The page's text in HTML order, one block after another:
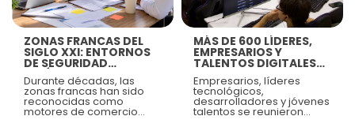
ZONAS FRANCAS DEL
SIGLO XXI: ENTORNOS
DE SEGURIDAD
JURÍDICA TERRITORIAL
Durante décadas, las
zonas francas han sido
reconocidas como
motores de comercio
MÁS DE 600 LÍDERES,
EMPRESARIOS Y
TALENTOS DIGITALES
EN EL MAYOR
ENCUENTRO DE
INNOVACIÓN
TECNOLÓGICA DE LA
REGIÓN
Empresarios, líderes
tecnológicos,
desarrolladores y jóvenes
talentos se reunieron